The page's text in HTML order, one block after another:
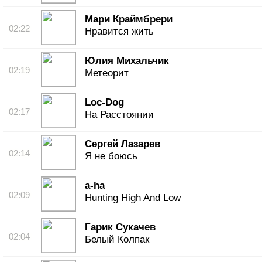
02:22
Мари Краймбрери
Нравится жить
02:19
Юлия Михальчик
Метеорит
02:17
Loc-Dog
На Расстоянии
02:14
Сергей Лазарев
Я не боюсь
02:09
a-ha
Hunting High And Low
02:04
Гарик Сукачев
Белый Колпак